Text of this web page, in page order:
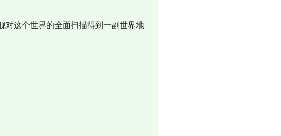
这个世界的全面扫描得到一副世界地